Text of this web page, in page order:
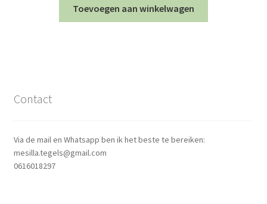
Toevoegen aan winkelwagen
Contact
Via de mail en Whatsapp ben ik het beste te bereiken:
mesilla.tegels@gmail.com
0616018297